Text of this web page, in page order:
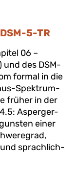
5-TR
06 –
und des DSM-
formal in die
Spektrum-
früher in der
Asperger-
einer
sprachlich-